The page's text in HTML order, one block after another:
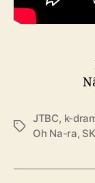
T
s
JTBC, k-
Oh Na-ra,